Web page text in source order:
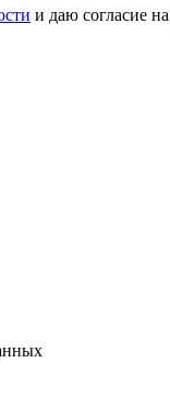
и даю согласие на